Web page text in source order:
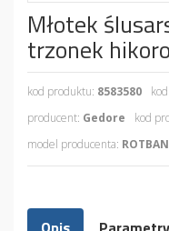
Młotek
trzonek
kod produktu: 8583580
producent: Gedore kod
model producenta: